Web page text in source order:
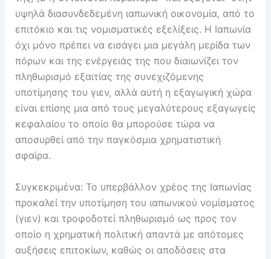
υψηλά διασυνδεδεμένη ιαπωνική οικονομία, από το
επιτόκιο και τις νομισματικές εξελίξεις. Η Ιαπωνία
όχι μόνο πρέπει να εισάγει μια μεγάλη μερίδα των
πόρων και της ενέργειάς της που διαιωνίζει τον
πληθωρισμό εξαιτίας της συνεχιζόμενης
υποτίμησης του γιεν, αλλά αυτή η εξαγωγική χώρα
είναι επίσης μια από τους μεγαλύτερους εξαγωγείς
κεφαλαίου το οποίο θα μπορούσε τώρα να
αποσυρθεί από την παγκόσμια χρηματιστική
σφαίρα.
Συγκεκριμένα: Το υπερβάλλον χρέος της Ιαπωνίας
προκαλεί την υποτίμηση του ιαπωνικού νομίσματος
(γιεν) και τροφοδοτεί πληθωρισμό ως προς τον
οποίο η χρηματική πολιτική απαντά με απότομες
αυξήσεις επιτοκίων, καθώς οι αποδόσεις στα